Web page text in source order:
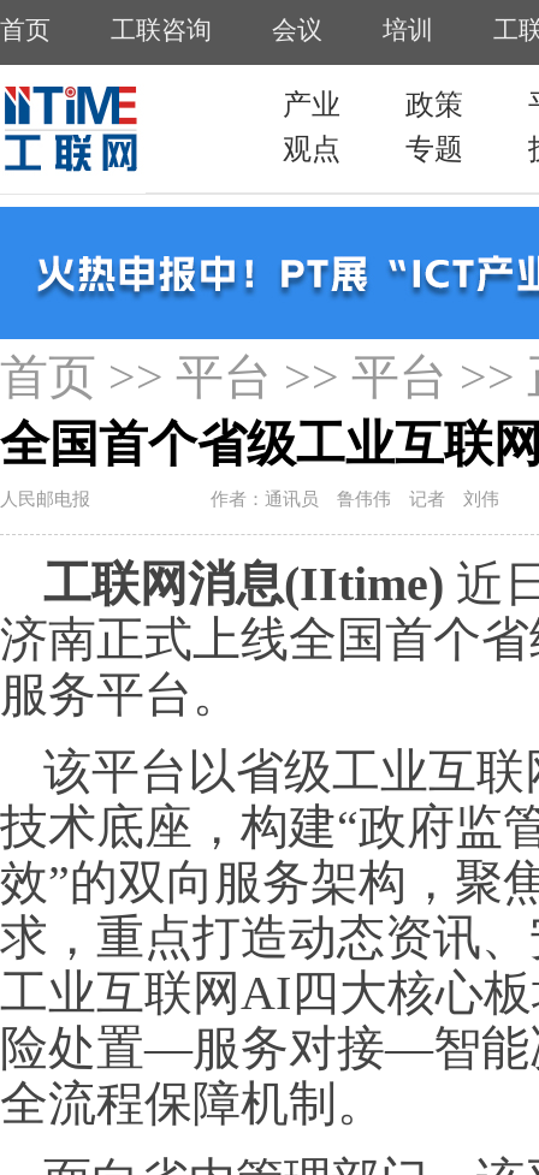
首页 >> 平台 >> 平台 >>
全国首个省级工业互联
人民邮电报 作者：通讯员 鲁伟伟 记者 刘伟
工联网消息(IItime) 近
济南正式上线全国首个
服务平台。
该平台以省级工业互
技术底座，构建“政府监
效”的双向服务架构，聚
求，重点打造动态资讯
工业互联网AI四大核心
险处置—服务对接—智能
全流程保障机制。